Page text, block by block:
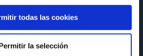
todas las cookies
la selección
primera Fase de LALIGA